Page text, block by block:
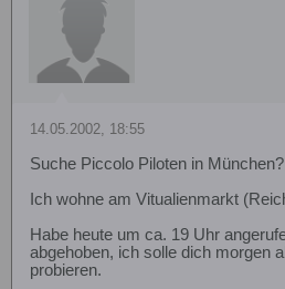
14.05.2002, 18:55
Suche Piccolo Piloten in München?
Ich wohne am Vitualienmarkt
Habe heute um ca. 19 Uhr
abgehoben, ich solle dich morgen
probieren.